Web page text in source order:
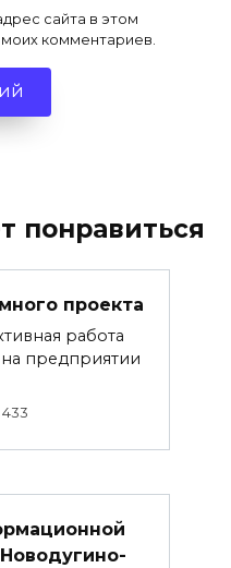
сайта в этом
комментариев.
понравиться
проекта
работа
предприятии
433